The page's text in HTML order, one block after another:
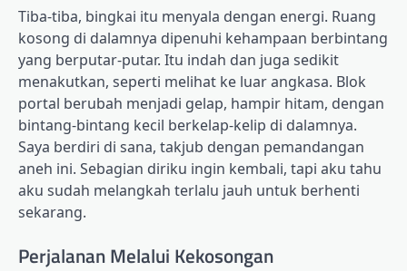
Tiba-tiba, bingkai itu menyala dengan energi. Ruang
kosong di dalamnya dipenuhi kehampaan berbintang
yang berputar-putar. Itu indah dan juga sedikit
menakutkan, seperti melihat ke luar angkasa. Blok
portal berubah menjadi gelap, hampir hitam, dengan
bintang-bintang kecil berkelap-kelip di dalamnya.
Saya berdiri di sana, takjub dengan pemandangan
aneh ini. Sebagian diriku ingin kembali, tapi aku tahu
aku sudah melangkah terlalu jauh untuk berhenti
sekarang.
Perjalanan Melalui Kekosongan